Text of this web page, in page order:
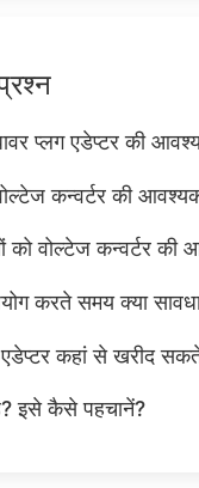
प्लग एडेप्टर की
कन्वर्टर की
को वोल्टेज कन्वर्टर की
करते समय क्या
एडेप्टर कहां से खरीद
इसे कैसे पहचानें?